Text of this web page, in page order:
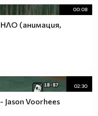
00:08
(анимация,
02:30
Voorhees